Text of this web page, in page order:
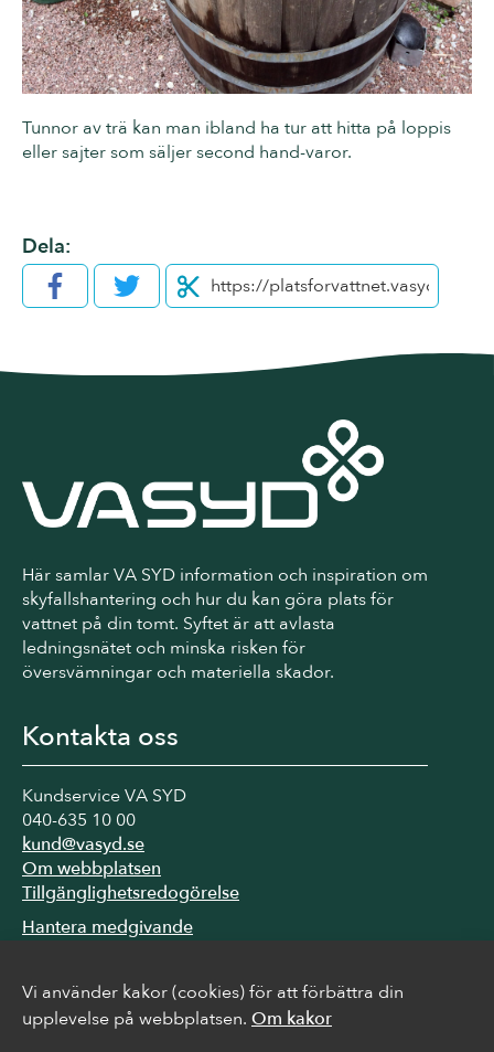
Vi använder kakor (cookies) för att förbättra din
upplevelse på webbplatsen. Om kakor
Tunnor av trä kan man ibland ha tur att hitta på loppis
eller sajter som säljer second hand-varor.
Dela:
FacebookTwitter
Kontakta oss
Följ oss
Här samlar VA SYD information och inspiration om
skyfallshantering och hur du kan göra plats för
vattnet på din tomt. Syftet är att avlasta
ledningsnätet och minska risken för
översvämningar och materiella skador.
Kundservice VA SYD
040-635 10 00
kund@vasyd.se
Om webbplatsen
Tillgänglighetsredogörelse
Hantera medgivande